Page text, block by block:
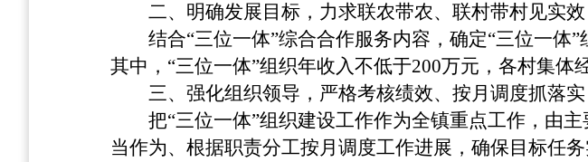
二、明确发展目标，力求联农带农、联村带村见实效
结合“三位一体”综合合作服务内容，确定“三位一体
其中，“三位一体”组织年收入不低于200万元，各村集体
三、强化组织领导，严格考核绩效、按月调度抓落实
把“三位一体”组织建设工作作为全镇重点工作，由
当作为、根据职责分工按月调度工作进展，确保目标任务